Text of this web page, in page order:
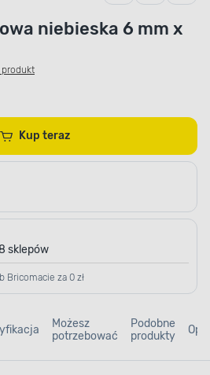
niebieska 6 mm x
produkt
Kup teraz
sklepów
Bricomacie za 0 zł
Możesz
potrzebować
Podobne
produkty